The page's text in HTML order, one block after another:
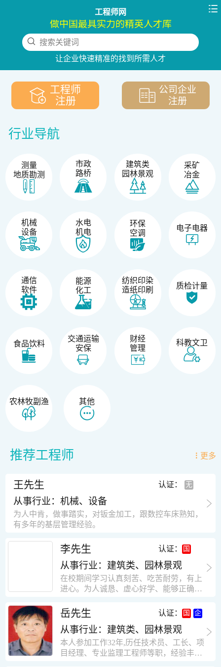
工程师网 
做中国最具实力的精英人才库
搜索关键词
让企业快速精准的找到所需人才
下拉刷新
工程师
注册
公司企业
注册
行业导航
测量
地质勘测
市政
路桥
建筑类
园林景观
采矿
冶金
机械
设备
水电
机电
环保
空调
电子电器
通信
软件
能源
化工
纺织印染
造纸印刷
质检计量
食品饮料
交通运输
安保
财经
管理
科教文卫
农林牧副渔 其他
推荐工程师 更多
王先生 认证：
从事行业：机械、设备
为人中肯，做事踏实，对钣金加工，跟数控车床熟知，
有多年的基层管理经验。
李先生 认证：
从事行业：建筑类、园林景观
在校期间学习认真刻苦、吃苦耐劳，有上
进心。为人诚恳、虚心好学、能够正确对
思想积极上进，接受能力和独立能力强，
有很强的团队精神和集体荣誉感。做事认
真负责，有很强的责任心。秉承山大扎
实、厚重的学风。为人正直、诚信、稳
重。有强烈的上进心、事业心。有很强的
岳先生 认证：
从事行业：建筑类、园林景观
本人参加工作32年,历任技术员、工长、项
目经理、专业监理工程师等职，经验丰